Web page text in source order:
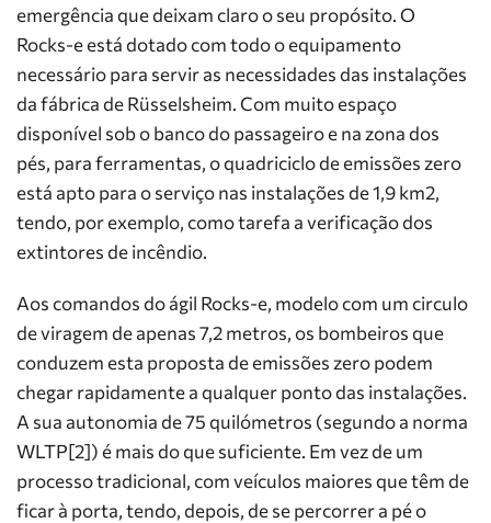
emergência que deixam claro o seu propósito. O
Rocks-e está dotado com todo o equipamento
necessário para servir as necessidades das instalações
da fábrica de Rüsselsheim. Com muito espaço
disponível sob o banco do passageiro e na zona dos
pés, para ferramentas, o quadriciclo de emissões zero
está apto para o serviço nas instalações de 1,9 km2,
tendo, por exemplo, como tarefa a verificação dos
extintores de incêndio.
Aos comandos do ágil Rocks-e, modelo com um circulo
de viragem de apenas 7,2 metros, os bombeiros que
conduzem esta proposta de emissões zero podem
chegar rapidamente a qualquer ponto das instalações.
A sua autonomia de 75 quilómetros (segundo a norma
WLTP[2]) é mais do que suficiente. Em vez de um
processo tradicional, com veículos maiores que têm de
ficar à porta, tendo, depois, de se percorrer a pé o